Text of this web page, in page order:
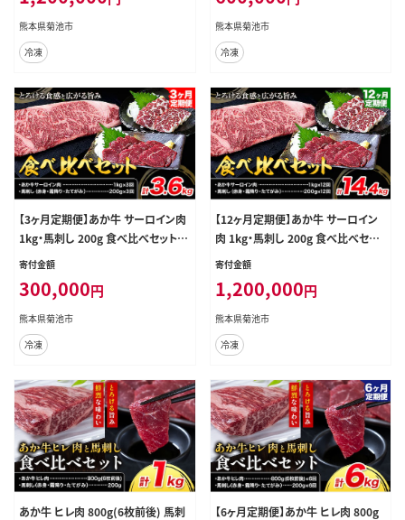
しゃぶしゃぶ サーロイン 熊本県産
菊池市 送料無料 ---069-1614---
熊本県菊池市
冷凍
馬肉 赤身 霜降り たてがみ 馬刺し 熊
本県産 送料無料 ---069-1624---
熊本県菊池市
冷凍
【3ヶ月定期便】あか牛 サーロイン肉
1kg・馬刺し 200g 食べ比べセット
計3.6kg 合同会社たべたせいか《お
ステーキ用サーロイン肉 サーロイン
馬肉 赤身 霜降り たてがみ 馬刺し 熊
本県産 送料無料 ---069-1623---
寄付金額
300,000円
熊本県菊池市
冷凍
【12ヶ月定期便】あか牛 サーロイン
肉 1kg・馬刺し 200g 食べ比べセッ
ト 計14.4kg 合同会社たべたせいか
和牛 ステーキ用サーロイン肉 サー
ロイン 馬肉 赤身 霜降り たてがみ 馬
刺し 熊本県産 送料無料 ---069-162
5---
寄付金額
1,200,000円
熊本県菊池市
冷凍
あか牛 ヒレ肉 800g(6枚前後) 馬刺
【6ヶ月定期便】あか牛 ヒレ肉 800g